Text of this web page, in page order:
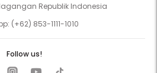
Republik Indonesia
(+62) 853-1111-1010
Follow us!